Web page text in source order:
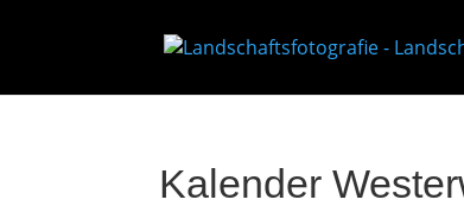
Kalender